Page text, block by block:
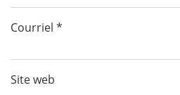
Courriel *
Site web